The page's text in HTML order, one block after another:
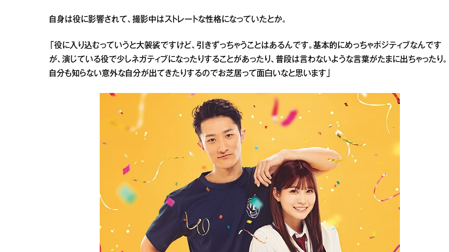
自身は役に影響されて、撮影中はストレートな性格になっていたとか。
「役に入り込むっていうと大袈裟ですけど、引きずっちゃうことはあるんです。基本的にめっちゃポジティブなんです
が、演じている役で少しネガティブになったりすることがあったり、普段は言わないような言葉がたまに出ちゃったり。
自分も知らない意外な自分が出てきたりするのでお芝居って面白いなと思います」